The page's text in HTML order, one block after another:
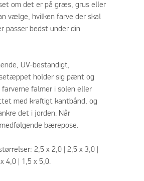
om det er på græs, grus eller
vælge, hvilken farve der skal
passer bedst under din
UV-bestandigt,
holder sig pænt og
falmer i solen eller
med kraftigt kantbånd, og
det i jorden. Når
bærepose.
2,5 x 2,0 | 2,5 x 3,0 |
4,0 | 1,5 x 5,0.